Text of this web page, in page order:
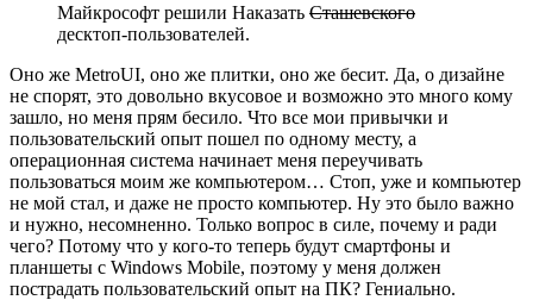
Майкрософт решили Наказать Сташевского
десктоп-пользователей.
Оно же MetroUI, оно же плитки, оно же бесит. Да, о дизайне
не спорят, это довольно вкусовое и возможно это много кому
зашло, но меня прям бесило. Что все мои привычки и
пользовательский опыт пошел по одному месту, а
операционная система начинает меня переучивать
пользоваться моим же компьютером… Стоп, уже и компьютер
не мой стал, и даже не просто компьютер. Ну это было важно
и нужно, несомненно. Только вопрос в силе, почему и ради
чего? Потому что у кого-то теперь будут смартфоны и
планшеты с Windows Mobile, поэтому у меня должен
пострадать пользовательский опыт на ПК? Гениально.